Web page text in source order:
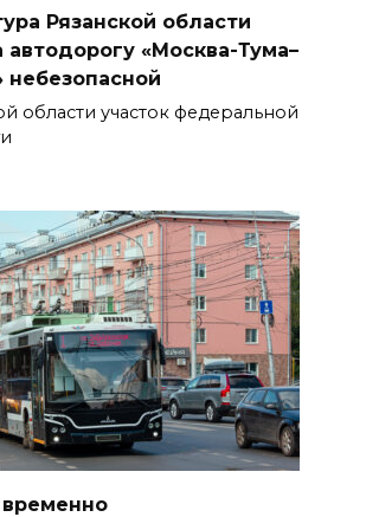
Рязанской области
автодорогу «Москва-Тума–
небезопасной
области участок федеральной